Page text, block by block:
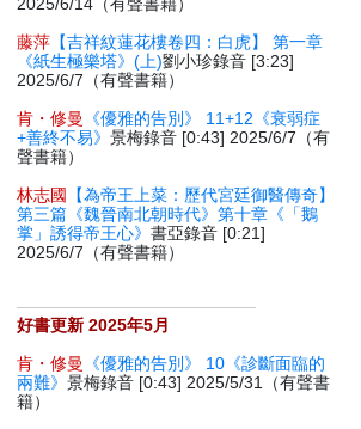
藤萍 【吉祥紋蓮花樓卷四：白虎】 第一章
《紙生極樂塔》(上)劉小珍錄音 [3:23]
2025/6/7（有聲書籍）
肯・修曼
《優雅的告別》 11+12《衰弱症
+善終不易》景梅錄音 [0:43] 2025/6/7（有
聲書籍）
林志國
【為帝王上菜：歷代宮廷御醫傳奇】
第三篇《魏晉南北朝時代》第十章《「鵝
掌」誘得帝王心》書亞錄音 [0:21]
2025/6/7（有聲書籍）
好書更新 2025年5月
肯・修曼
《優雅的告別》 10《診斷面臨的
兩難》景梅錄音 [0:43] 2025/5/31（有聲書
籍）